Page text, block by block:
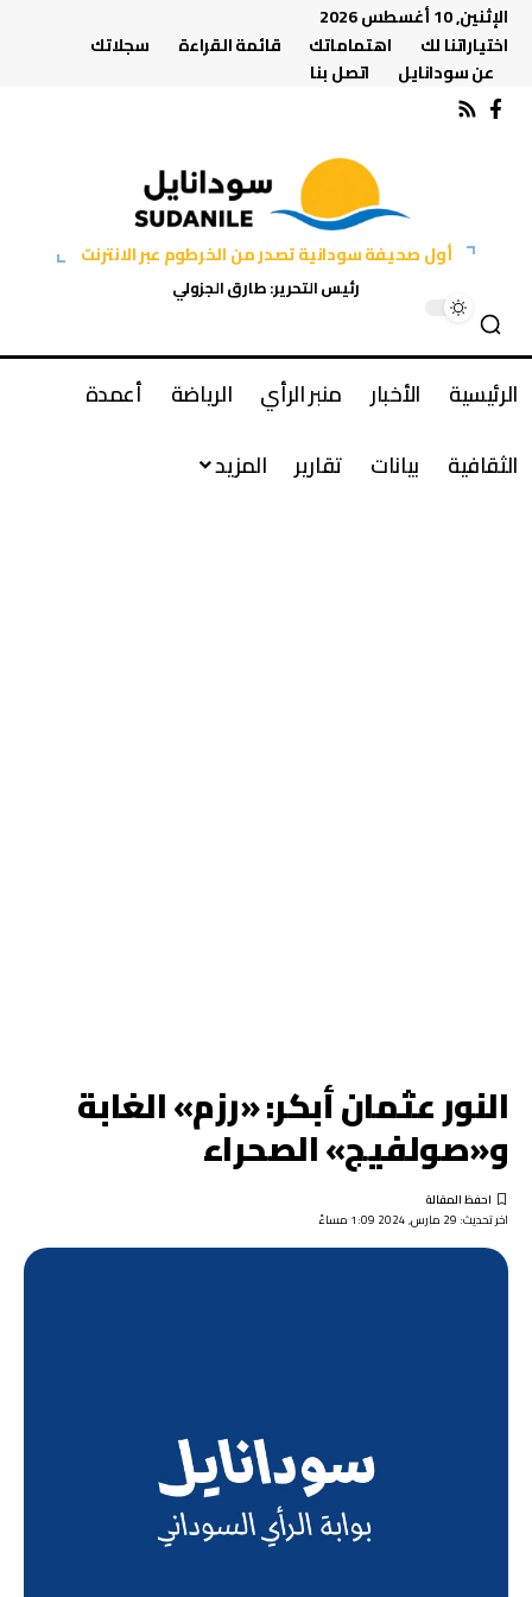
الإثنين, 10 أغسطس 2026
اختياراتنا لك
اهتماماتك قائمة القراءة
سجلاتك
عن سودانايل
اتصل بنا
أول صحيفة سودانية تصدر من الخرطوم عبر الانترنت
رئيس التحرير: طارق الجزولي
الرئيسية الأخبار منبر الرأي الرياضة
أعمدة
الثقافية
بيانات تقارير المزيد
النور عثمان أبكر: «رزم» الغابة
و«صولفيج» الصحراء
اخر تحديث: 29 مارس, 2024 1:09 مساءً